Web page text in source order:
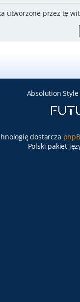
utworzone przez tę
Absolution Style
dostarcza
Polski pakiet